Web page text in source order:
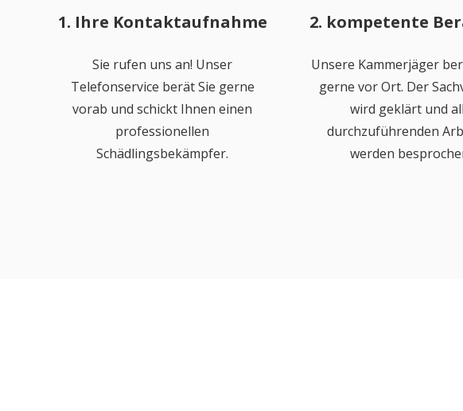
1. Ihre Kontaktaufnahme
Sie rufen uns an! Unser
Telefonservice berät Sie gerne
vorab und schickt Ihnen einen
professionellen
Schädlingsbekämpfer.
2. kompetente
Unsere Kammerjäger
gerne vor Ort. Der
wird geklärt und
durchzuführenden
werden